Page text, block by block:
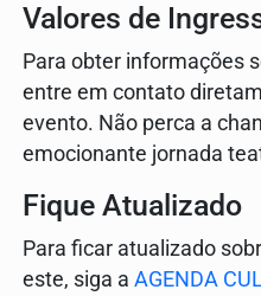
Valores de
Para obter informações
entre em contato
evento. Não perca a
emocionante jornada
Fique Atualizado
Para ficar atualizado
este, siga a AGENDA